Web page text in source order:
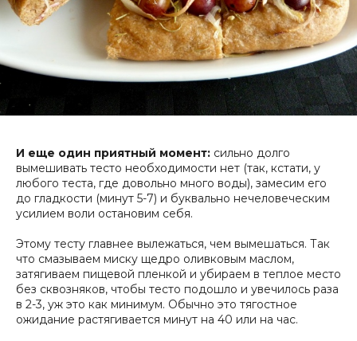
И еще один приятный момент: сильно долго
вымешивать тесто необходимости нет (так, кстати, у
любого теста, где довольно много воды), замесим его
до гладкости (минут 5-7) и буквально нечеловеческим
усилием воли остановим себя.
Этому тесту главнее вылежаться, чем вымешаться. Так
что смазываем миску щедро оливковым маслом,
затягиваем пищевой пленкой и убираем в теплое место
без сквозняков, чтобы тесто подошло и увечилось раза
в 2-3, уж это как минимум. Обычно это тягостное
ожидание растягивается минут на 40 или на час.